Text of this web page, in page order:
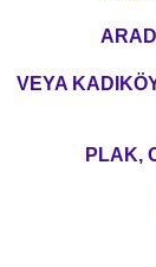
VEYA
PLAK,